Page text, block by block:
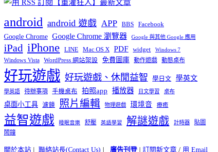
android android 遊戲 APP BBS Facebook
Google Chrome Google Chrome 瀏覽器 Google 與其他 Google 應用
iPad iPhone LINE Mac OS X PDF widget Windows 7
Windows Vista WordPress 網站架設 免費圖庫 動作遊戲 動態桌布
好玩遊戲 好玩遊戲、休閒益智 學日文 學英文
學英語 待辦事項 手機桌布 拍照app 播放器 日文學習 桌布
桌面小工具 濾鏡 照片編輯 物理遊戲 環境音 療癒
益智遊戲 睡眠音樂 舒壓 英語學習 解謎遊戲 計時器
貼圖
鬧鐘
關於本站 | 聯絡站長(Contact Us) | 廣告刊登| 訂閱新文章 / 用 Email